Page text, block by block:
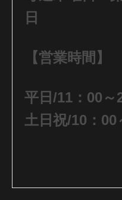
日
【営業時間】
平日/11：00～
土日祝/10：00